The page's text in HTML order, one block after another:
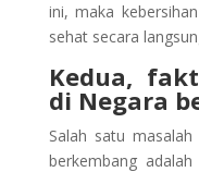
ini, maka
sehat secara
Kedua,
di Negara
Salah satu
berkembang